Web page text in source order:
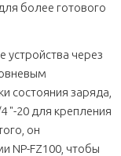
более готового
устройства через
состояния заряда,
"-20 для крепления
он
NP-FZ100, чтобы